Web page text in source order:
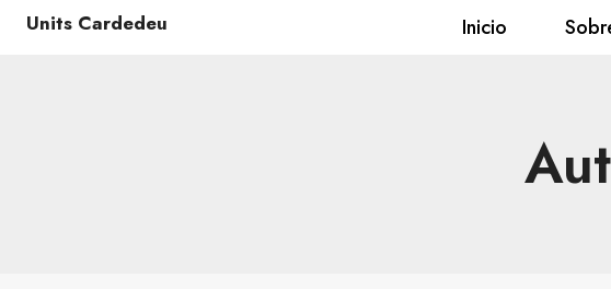
Units Cardedeu Inicio